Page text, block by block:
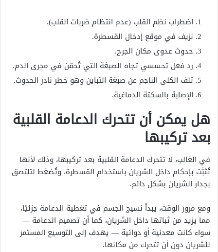
اضطراب نظم القلب (عدم انتظام ضربات القلب).
نزيف في موقع إدخال القسطرة.
حدوث عدوى مكان الجرح.
رد فعل تحسسي تجاه الصبغة التي تُحقن في مجرى الدم.
تلف الكلى الناجم عن صبغة التباين وهو خطر نادر الحدوث.
الإصابة بالسكتة الدماغية.
هل يمكن أن تتحرك الدعامة القلبية
بعد تركيبها
في الغالب، لا تتحرك الدعامة القلبية بعد تركيبها، وذلك لأنها
تُثبَّت بإحكام داخل الشريان باستخدام القسطرة، وتُضغط لتلتصق
بجدار الشريان بشكل دائم.
ومع مرور الوقت، يبدأ نسيج الجسم في تغطية الدعامة جزئيًا،
مما يزيد من ثباتها داخل الشريان، كما أن تصميم الدعامة —
سواء كانت معدنية أو دوائية — يهدف إلى التوسيع المستمر
للشريان دون أن تتحرك من مكانها.